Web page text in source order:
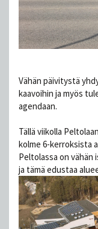
Vähän päivitystä
kaavoihin ja myös
agendaan.
Tällä viikolla
kolme 6-kerroksista
Peltolassa on vähän
ja tämä edustaa